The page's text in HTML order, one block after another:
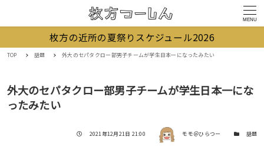
MENU
枚方の近所の夏祭りスケジュール2026
TOP 話題 外大のセパタクロー部男子チームが学生日本一になったみたい
外大のセパタクロー部男子チームが学生日本一にな
ったみたい
投稿日
2021年12月21日 21:00 著者 モモ＠ひらつー カテゴリー
話題